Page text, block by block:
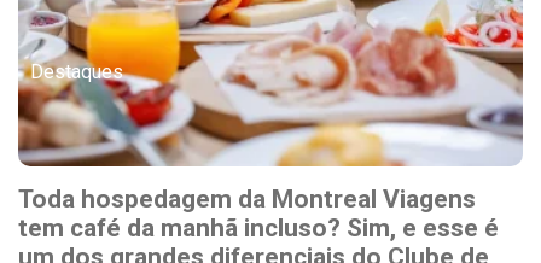
Destaques
Toda hospedagem da Montreal Viagens
tem café da manhã incluso? Sim, e esse é
um dos grandes diferenciais do Clube de